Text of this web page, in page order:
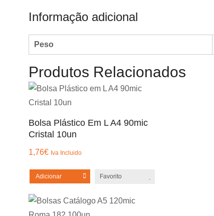
0,5mm
Informação adicional
Peso
Produtos Relacionados
Bolsa Plástico Em L A4 90mic
Cristal 10un
1,76€ Iva Incluido
Adicionar Favorito